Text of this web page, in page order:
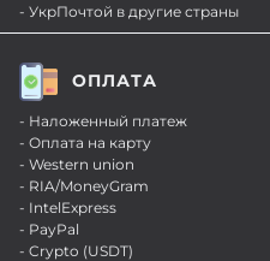
- УкрПочтой в другие страны
ОПЛАТА
- Наложенный платеж
- Оплата на карту
- Western union
- RIA/MoneyGram
- IntelExpress
- PayPal
- Crypto (USDT)